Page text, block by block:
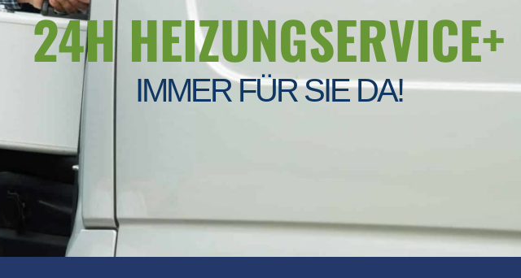
24H HEIZUNGSERVICE+
IMMER FÜR SIE DA!